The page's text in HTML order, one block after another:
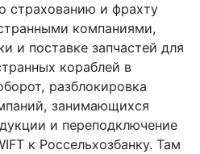
страхованию и фрахту
компаниями,
и поставке запчастей для
кораблей в
разблокировка
занимающихся
и переподключение
к Россельхозбанку. Там